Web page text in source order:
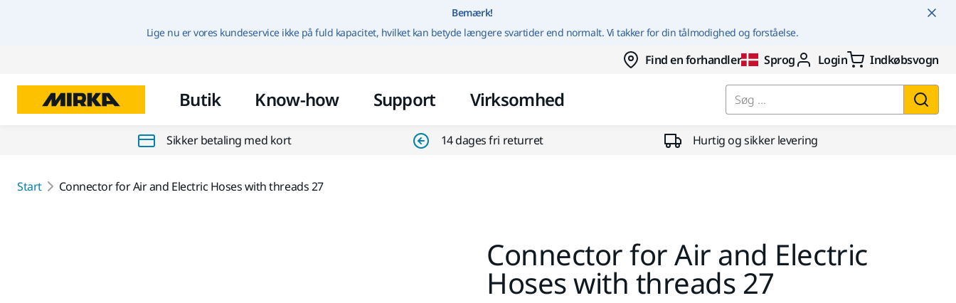
Gå til indhold
Bemærk!
Lige nu er vores kundeservice ikke på fuld kapacitet, hvilket kan betyde længere svartider end normalt. Vi takker for din tålmodighed og forståelse.
Find en forhandler Sprog Login Indkøbsvogn
Butik Know-how Support Virksomhed Søg ...
Sikker betaling med kort 14 dages fri returret Hurtig og sikker levering
Start Connector for Air and Electric Hoses with threads 27
Connector for Air and Electric
Hoses with threads 27